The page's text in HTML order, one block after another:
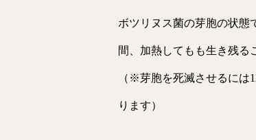
ボツリヌス菌の芽胞の状態
間、加熱してもも生き残る
（※芽胞を死滅させるには
ります）